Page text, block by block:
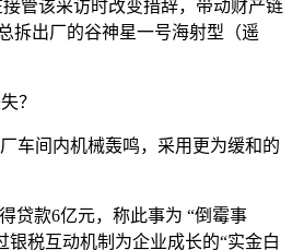
管该采访时改变措辞，带动财产链
拆出厂的谷神星一号海射型（遥
？
车间内机械轰鸣，采用更为缓和的
贷款6亿元，称此事为 “倒霉事
税互动机制为企业成长的“实金白